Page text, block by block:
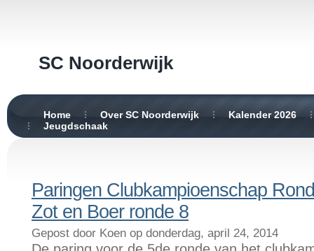
SC Noorderwijk
Home Over SC Noorderwijk
Kalender 2026
Jeugdschaak
Paringen Clubkampioenschap
Zot en Boer ronde 8
Gepost door Koen op donderdag, april 24, 2014